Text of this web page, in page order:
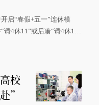
启“春假+五一”连休模
请4休11”或后凑“请4休1
校
”